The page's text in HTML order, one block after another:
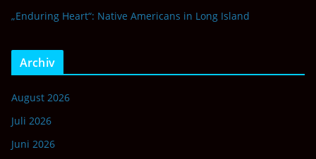
„Enduring Heart“: Native Americans in Long Island
Archiv
August 2026
Juli 2026
Juni 2026